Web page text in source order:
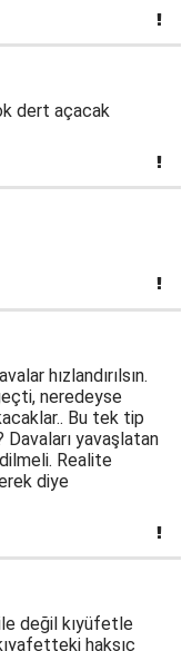
dert açacak
hızlandırılsın.
neredeyse
Bu tek tip
Davaları yavaşlatan
Realite
diye
değil kıyüfetle
haksıç